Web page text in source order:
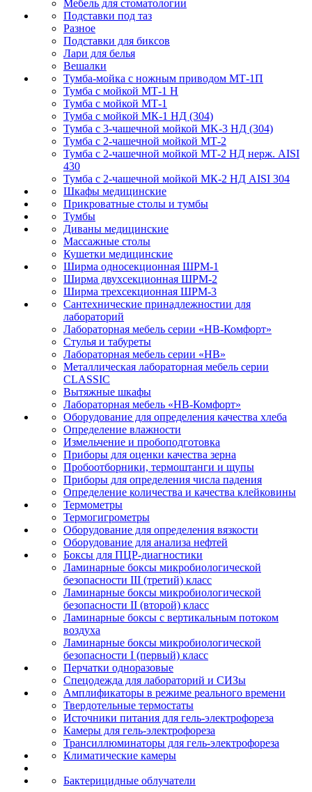
Мебель для стоматологии
Подставки под таз
Разное
Подставки для биксов
Лари для белья
Вешалки
Тумба-мойка с ножным приводом МТ-1П
Тумба с мойкой МТ-1 Н
Тумба с мойкой МТ-1
Тумба с мойкой МК-1 НД (304)
Тумба с 3-чашечной мойкой МK-3 НД (304)
Тумба с 2-чашечной мойкой МТ-2
Тумба с 2-чашечной мойкой МТ-2 НД нерж. AISI
430
Тумба с 2-чашечной мойкой МК-2 НД AISI 304
Шкафы медицинские
Прикроватные столы и тумбы
Тумбы
Диваны медицинские
Массажные столы
Кушетки медицинские
Ширма односекционная ШРМ-1
Ширма двухсекционная ШРМ-2
Ширма трехсекционная ШРМ-3
Сантехнические принадлежностии для
лабораторий
Лабораторная мебель серии «НВ-Комфорт»
Стулья и табуреты
Лабораторная мебель серии «НВ»
Металлическая лабораторная мебель серии
CLASSIC
Вытяжные шкафы
Лабораторная мебель «НВ-Комфорт»
Оборудование для определения качества хлеба
Определение влажности
Измельчение и пробоподготовка
Приборы для оценки качества зерна
Пробоотборники, термоштанги и щупы
Приборы для определения числа падения
Определение количества и качества клейковины
Термометры
Термогигрометры
Оборудование для определения вязкости
Оборудование для анализа нефтей
Боксы для ПЦР-диагностики
Ламинарные боксы микробиологической
безопасности III (третий) класс
Ламинарные боксы микробиологической
безопасности II (второй) класс
Ламинарные боксы с вертикальным потоком
воздуха
Ламинарные боксы микробиологической
безопасности I (первый) класс
Перчатки одноразовые
Спецодежда для лабораторий и СИЗы
Амплификаторы в режиме реального времени
Твердотельные термостаты
Источники питания для гель-электрофореза
Камеры для гель-электрофореза
Трансиллюминаторы для гель-электрофореза
Климатические камеры
Бактерицидные облучатели